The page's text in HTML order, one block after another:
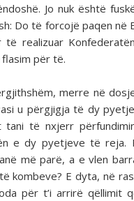
Jo nuk është
Do të forcojë paqen në
realizuar
për të.
merre në
u përgjigja të dy
të nxjerr
e dy pyetjeve të reja.
më parë, a e vlen
kombeve? E dyta, në
për t’i arrirë qëllimit